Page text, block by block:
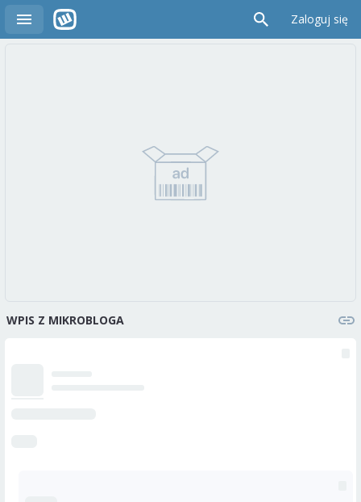
Zaloguj się
WPIS Z MIKROBLOGA